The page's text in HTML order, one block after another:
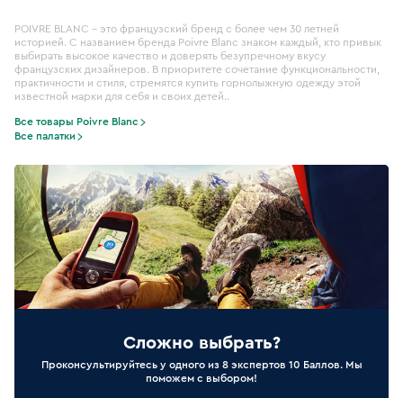
POIVRE BLANC - это французский бренд с более чем 30 летней
историей. С названием бренда Poivre Blanc знаком каждый, кто привык
выбирать высокое качество и доверять безупречному вкусу
французских дизайнеров. В приоритете сочетание функциональности,
практичности и стиля, стремятся купить горнолыжную одежду этой
известной марки для себя и своих детей..
Все товары Poivre Blanc
Все палатки
Сложно выбрать?
Проконсультируйтесь у одного из 8 экспертов 10 Баллов. Мы
поможем с выбором!